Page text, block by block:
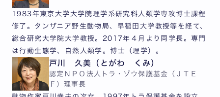
1983年東京大学大学院理学系研究科人類学専攻博士課程
修了。タンザニア野生動物局、早稲田大学教授等を経て、
総合研究大学院大学教授。2017年４月より同学長。専門
は行動生態学、自然人類学。博士（理学）。
戸川 久美（とがわ くみ）
認定ＮＰＯ法人トラ・ゾウ保護基金（ＪＴＥ
Ｆ）理事長